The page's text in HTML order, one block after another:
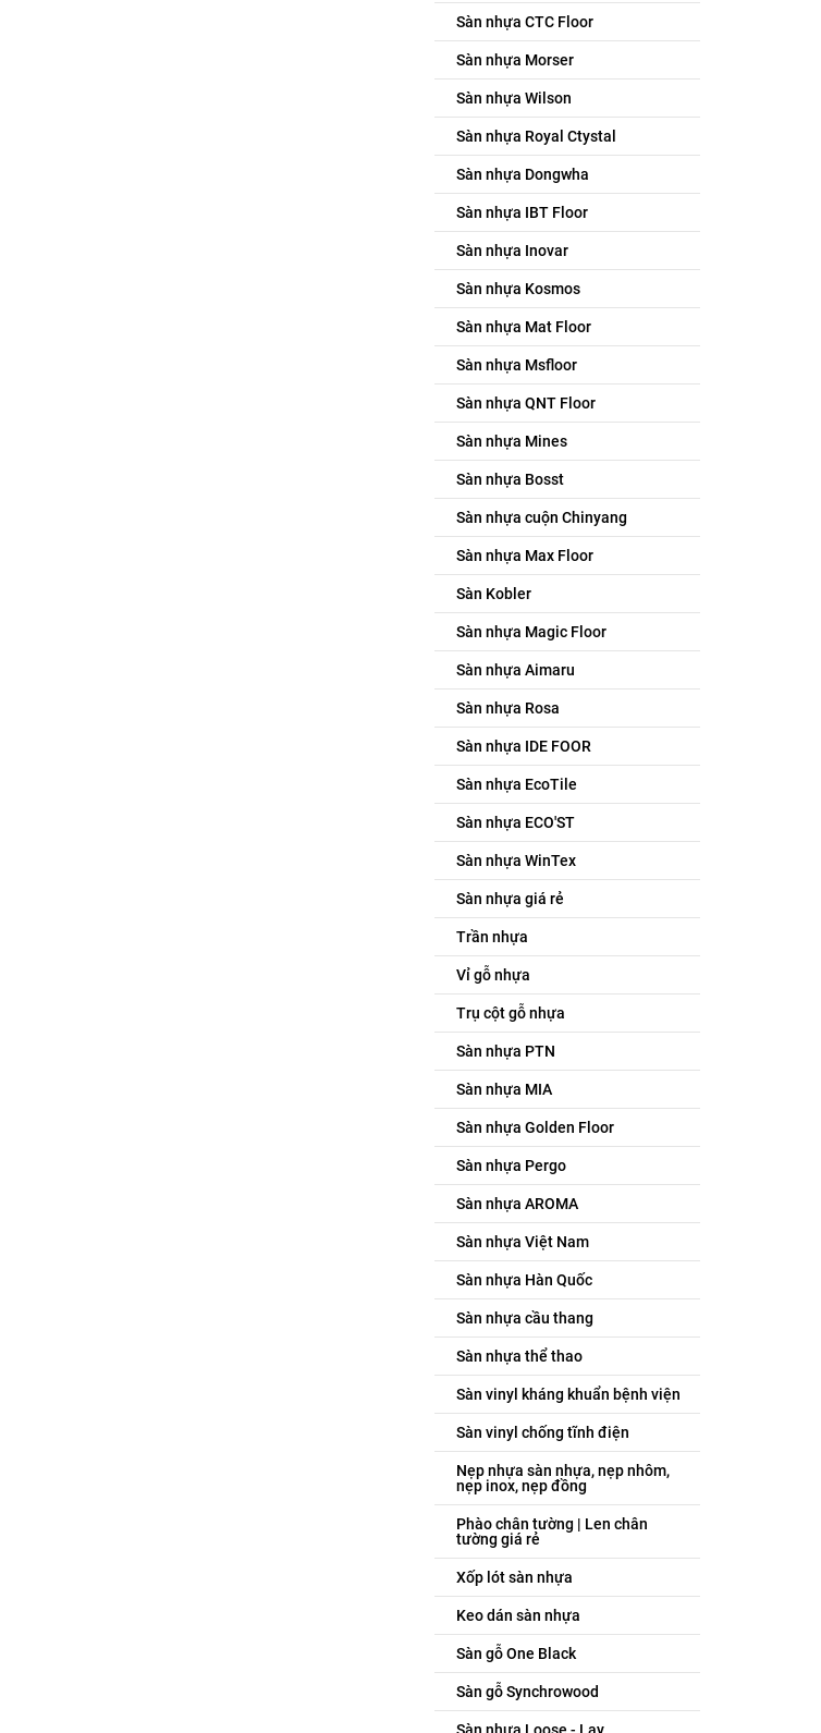
Sàn nhựa CTC Floor
Sàn nhựa Morser
Sàn nhựa Wilson
Sàn nhựa Royal Ctystal
Sàn nhựa Dongwha
Sàn nhựa IBT Floor
Sàn nhựa Inovar
Sàn nhựa Kosmos
Sàn nhựa Mat Floor
Sàn nhựa Msfloor
Sàn nhựa QNT Floor
Sàn nhựa Mines
Sàn nhựa Bosst
Sàn nhựa cuộn Chinyang
Sàn nhựa Max Floor
Sàn Kobler
Sàn nhựa Magic Floor
Sàn nhựa Aimaru
Sàn nhựa Rosa
Sàn nhựa IDE FOOR
Sàn nhựa EcoTile
Sàn nhựa ECO'ST
Sàn nhựa WinTex
Sàn nhựa giá rẻ
Trần nhựa
Vỉ gỗ nhựa
Trụ cột gỗ nhựa
Sàn nhựa PTN
Sàn nhựa MIA
Sàn nhựa Golden Floor
Sàn nhựa Pergo
Sàn nhựa AROMA
Sàn nhựa Việt Nam
Sàn nhựa Hàn Quốc
Sàn nhựa cầu thang
Sàn nhựa thể thao
Sàn vinyl kháng khuẩn bệnh viện
Sàn vinyl chống tĩnh điện
Nẹp nhựa sàn nhựa, nẹp nhôm,
nẹp inox, nẹp đồng
Phào chân tường | Len chân
tường giá rẻ
Xốp lót sàn nhựa
Keo dán sàn nhựa
Sàn gỗ One Black
Sàn gỗ Synchrowood